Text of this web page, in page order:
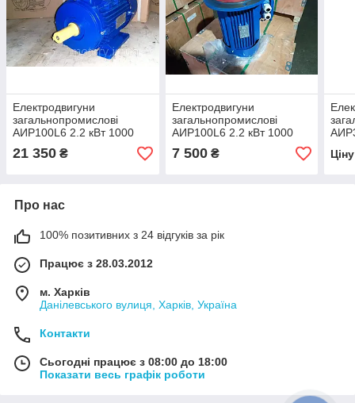
Електродвигуни
загальнопромислові
АИР100L6 2.2 кВт 1000
21 350 ₴
Електродвигуни
загальнопромислові
АИР100L6 2.2 кВт 1000
7 500₴
Про нас
100% позитивних з 24 відгуків за рік
Працює з 28.03.2012
м. Харків
Данілевського вулиця, Харків, Україна
Контакти
Сьогодні працює з 08:00 до 18:00
Показати весь графік роботи